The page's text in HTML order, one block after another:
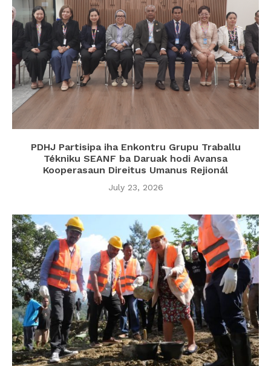
PDHJ Partisipa iha Enkontru Grupu Traballu
Tékniku SEANF ba Daruak hodi Avansa
Kooperasaun Direitus Umanus Rejionál
July 23, 2026